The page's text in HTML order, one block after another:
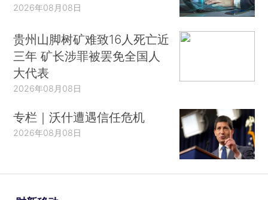
2026年08月08日
贵州山脚树矿难致16人死亡近
三年 矿长涉罪被罢免全国人
大代表
2026年08月08日
专栏｜沃什遭遇信任危机
2026年08月08日